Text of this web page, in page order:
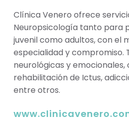
Clínica Venero ofrece
Neuropsicología tanto para
juvenil como adultos, con el
especialidad y compromiso.
neurológicas y emocionales,
rehabilitación de Ictus,
entre otros.